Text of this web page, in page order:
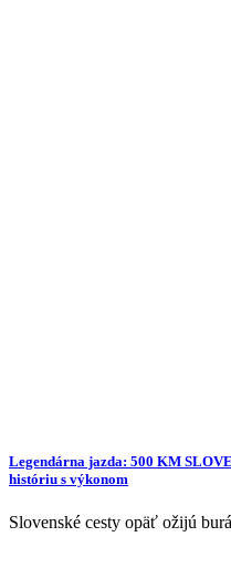
Legendárna jazda: 500 KM
históriu s výkonom
Slovenské cesty opäť ožijú